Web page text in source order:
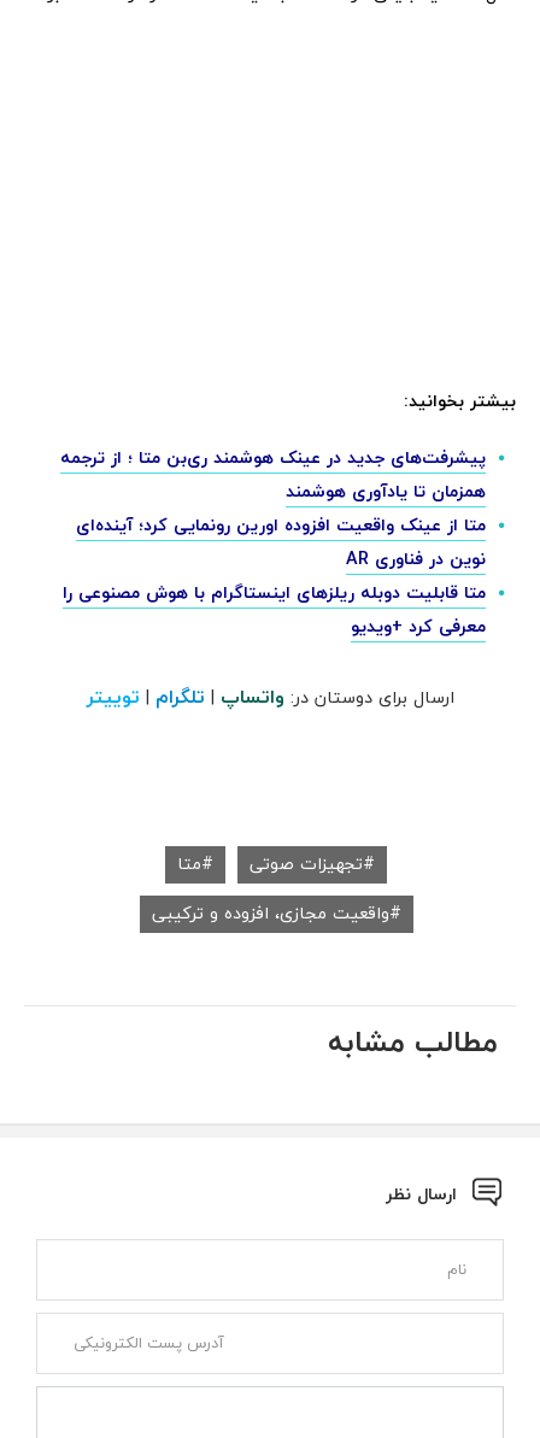
بیشتر بخوانید:
پیشرفت‌های جدید در عینک هوشمند ری‌بن متا ؛ از ترجمه
همزمان تا یادآوری هوشمند
متا از عینک واقعیت افزوده اورین رونمایی کرد؛ آینده‌ای
نوین در فناوری AR
متا قابلیت دوبله ریلزهای اینستاگرام با هوش مصنوعی را
معرفی کرد +ویدیو
ارسال برای دوستان در: واتساپ | تلگرام | توییتر
تجهیزات صوتی
متا
واقعیت مجازی، افزوده و ترکیبی
مطالب مشابه
ارسال نظر